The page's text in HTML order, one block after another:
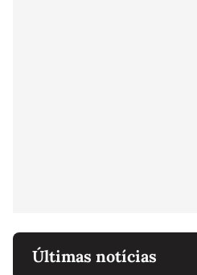
Últimas notícias